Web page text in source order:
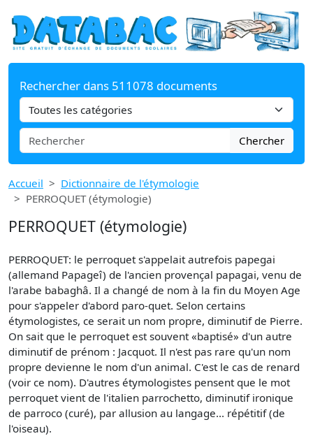
Rechercher dans 511078 documents
Chercher
Accueil
Dictionnaire de l'étymologie
PERROQUET (étymologie)
PERROQUET (étymologie)
PERROQUET: le perroquet s'appelait autrefois papegai
(allemand Papageî) de l'ancien provençal papagai, venu de
l'arabe babaghâ. Il a changé de nom à la fin du Moyen Age
pour s'appeler d'abord paro-quet. Selon certains
étymologistes, ce serait un nom propre, diminutif de Pierre.
On sait que le perroquet est souvent «baptisé» d'un autre
diminutif de prénom : Jacquot. Il n'est pas rare qu'un nom
propre devienne le nom d'un animal. C'est le cas de renard
(voir ce nom). D'autres étymologistes pensent que le mot
perroquet vient de l'italien parrochetto, diminutif ironique
de parroco (curé), par allusion au langage... répétitif (de
l'oiseau).